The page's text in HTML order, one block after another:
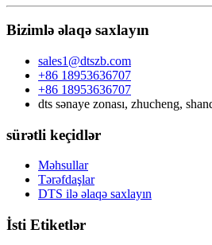
Bizimlə əlaqə saxlayın
sales1@dtszb.com
+86 18953636707
+86 18953636707
dts sənaye zonası, zhucheng,
sürətli keçidlər
Məhsullar
Tərəfdaşlar
DTS ilə əlaqə saxlayın
İsti Etiketlər